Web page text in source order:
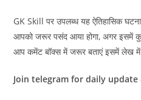
GK Skill पर उपलब्ध यह ऐतिहासिक
आपको जरूर पसंद आया होगा, अगर इसमें
आप कमेंट बॉक्स में जरूर बताएं इसमें लेख में
Join telegram for daily